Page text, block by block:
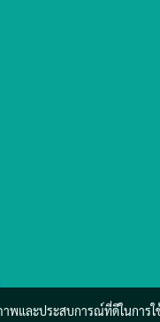
พและประสบการณ์ที่ดีในการ